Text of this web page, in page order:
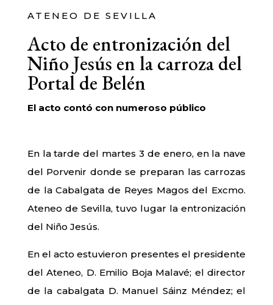
ATENEO DE SEVILLA
Acto de entronización del
Niño Jesús en la carroza del
Portal de Belén
El acto contó con numeroso público
En la tarde del martes 3 de enero, en la nave
del Porvenir donde se preparan las carrozas
de la Cabalgata de Reyes Magos del Excmo.
Ateneo de Sevilla, tuvo lugar la entronización
del Niño Jesús.
En el acto estuvieron presentes el presidente
del Ateneo, D. Emilio Boja Malavé; el director
de la cabalgata D. Manuel Sáinz Méndez; el